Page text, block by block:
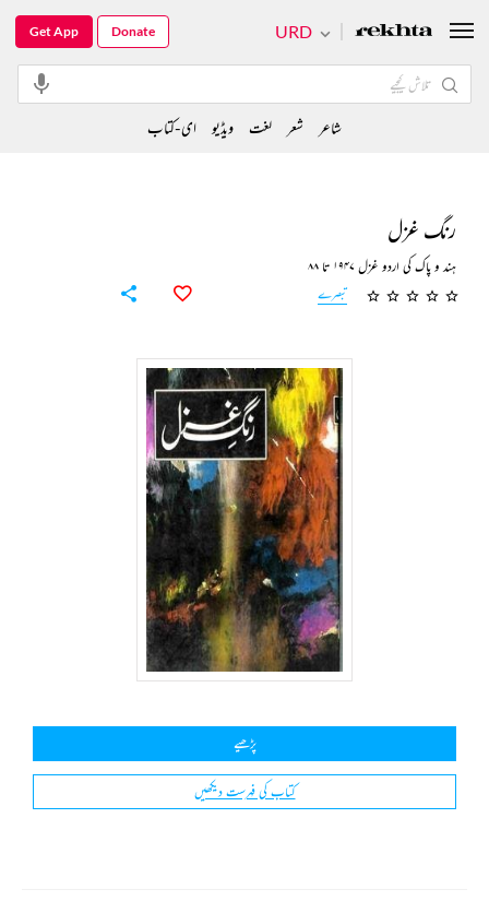
رنگ غزل
ہند و پاک کی اردو غزل ۱۹۴۷ تا ۸۸
تبصرے
پڑھیے
کتاب کی فہرست دیکھیں
URD
Get App Donate
شاعر شعر لغت ویڈیو ای-کتاب